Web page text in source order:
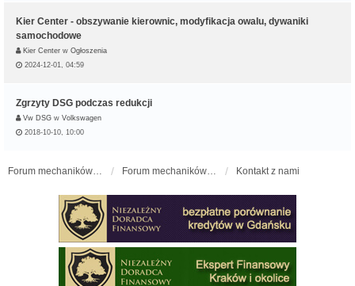
Kier Center - obszywanie kierownic, modyfikacja owalu, dywaniki
samochodowe
Kier Center w Ogłoszenia
2024-12-01, 04:59
Zgrzyty DSG podczas redukcji
Vw DSG w Volkswagen
2018-10-10, 10:00
Forum mechaników samochodowych - forum-mechaniczne.pl Forum mechaników samochodowych Kontakt z nami